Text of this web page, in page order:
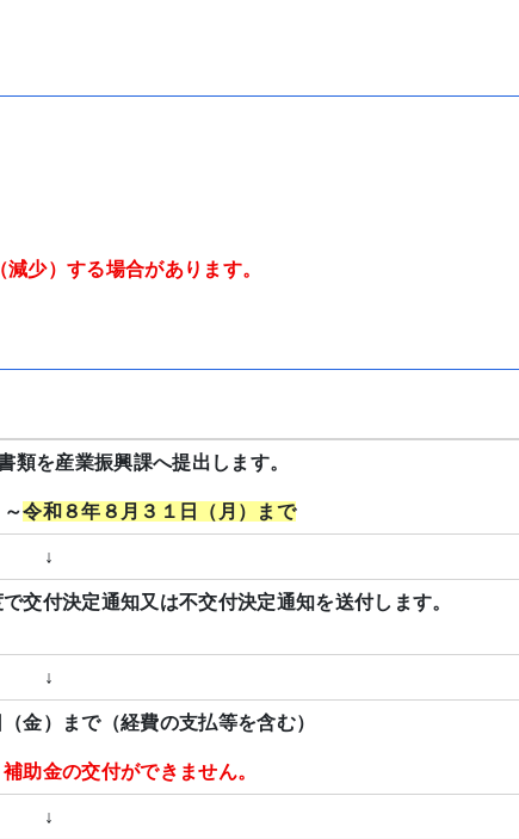
少）する場合があります。
類を産業振興課へ提出します。
～令和８年８月３１日（月）まで
↓
交付決定通知又は不交付決定通知を送付します。
↓
金）まで（経費の支払等を含む）
助金の交付ができません。
↓